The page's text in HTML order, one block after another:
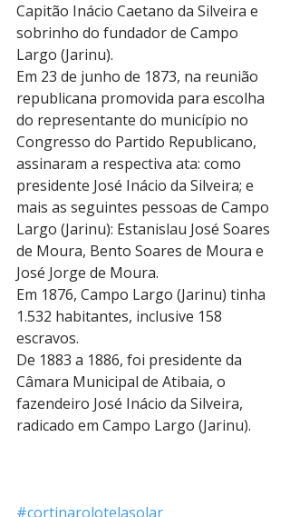
Capitão Inácio Caetano da Silveira e
sobrinho do fundador de Campo
Largo (Jarinu).
Em 23 de junho de 1873, na reunião
republicana promovida para escolha
do representante do município no
Congresso do Partido Republicano,
assinaram a respectiva ata: como
presidente José Inácio da Silveira; e
mais as seguintes pessoas de Campo
Largo (Jarinu): Estanislau José Soares
de Moura, Bento Soares de Moura e
José Jorge de Moura.
Em 1876, Campo Largo (Jarinu) tinha
1.532 habitantes, inclusive 158
escravos.
De 1883 a 1886, foi presidente da
Câmara Municipal de Atibaia, o
fazendeiro José Inácio da Silveira,
radicado em Campo Largo (Jarinu).
#cortinarolotelasolar